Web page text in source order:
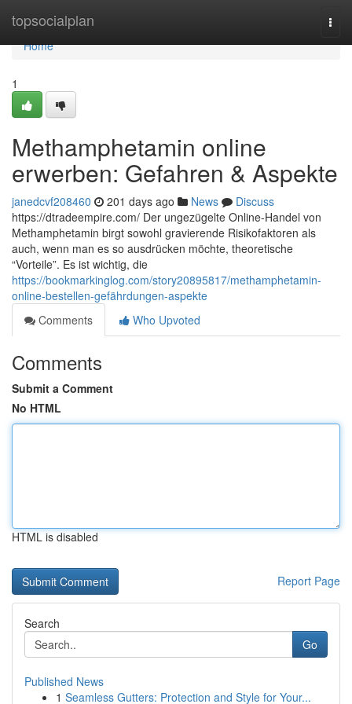
topsocialplan
Home
Home
1
Methamphetamin online
erwerben: Gefahren & Aspekte
janedcvf208460 201 days ago News
Discuss
https://dtradeempire.com/ Der ungezügelte Online-Handel von
Methamphetamin birgt sowohl gravierende Risikofaktoren als
auch, wenn man es so ausdrücken möchte, theoretische
“Vorteile”. Es ist wichtig, die
https://bookmarkinglog.com/story20895817/methamphetamin-
online-bestellen-gefährdungen-aspekte
Comments
Who Upvoted
Comments
Submit a Comment
No HTML
HTML is disabled
Report Page
Search
Go
Published News
1 Seamless Gutters: Protection and Style for Your...